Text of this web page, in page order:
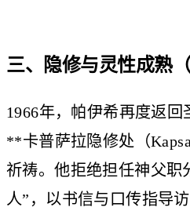
三、隐修与灵性成熟（
1966年，帕伊希再度返
**卡普萨拉隐修处（
祈祷。他拒绝担任神父职
人”，以书信与口传指导